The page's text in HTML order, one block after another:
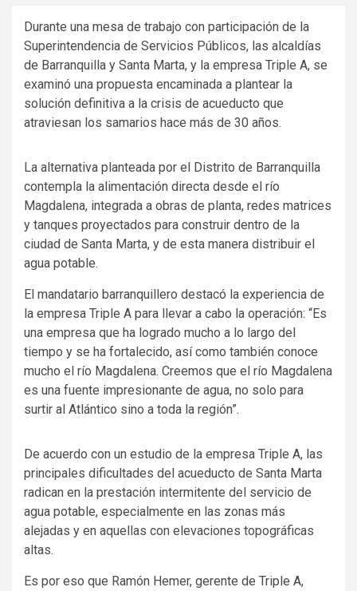
Durante una mesa de trabajo con participación de la
Superintendencia de Servicios Públicos, las alcaldías
de Barranquilla y Santa Marta, y la empresa Triple A, se
examinó una propuesta encaminada a plantear la
solución definitiva a la crisis de acueducto que
atraviesan los samarios hace más de 30 años.
La alternativa planteada por el Distrito de Barranquilla
contempla la alimentación directa desde el río
Magdalena, integrada a obras de planta, redes matrices
y tanques proyectados para construir dentro de la
ciudad de Santa Marta, y de esta manera distribuir el
agua potable.
El mandatario barranquillero destacó la experiencia de
la empresa Triple A para llevar a cabo la operación: “Es
una empresa que ha logrado mucho a lo largo del
tiempo y se ha fortalecido, así como también conoce
mucho el río Magdalena. Creemos que el río Magdalena
es una fuente impresionante de agua, no solo para
surtir al Atlántico sino a toda la región”.
De acuerdo con un estudio de la empresa Triple A, las
principales dificultades del acueducto de Santa Marta
radican en la prestación intermitente del servicio de
agua potable, especialmente en las zonas más
alejadas y en aquellas con elevaciones topográficas
altas.
Es por eso que Ramón Hemer, gerente de Triple A,